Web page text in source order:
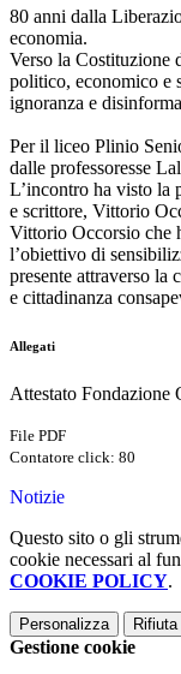
80 anni dalla
economia.
Verso la Costituzione
politico, economico e
ignoranza e
Per il liceo Plinio
dalle professoresse
L’incontro ha visto la
e scrittore, Vittorio
Vittorio Occorsio che
l’obiettivo di
presente attraverso la
e cittadinanza
Allegati
Attestato Fondazione
File PDF
Contatore click: 80
Notizie
Questo sito o gli
cookie necessari al
COOKIE POLICY.
Personalizza
Gestione cookie